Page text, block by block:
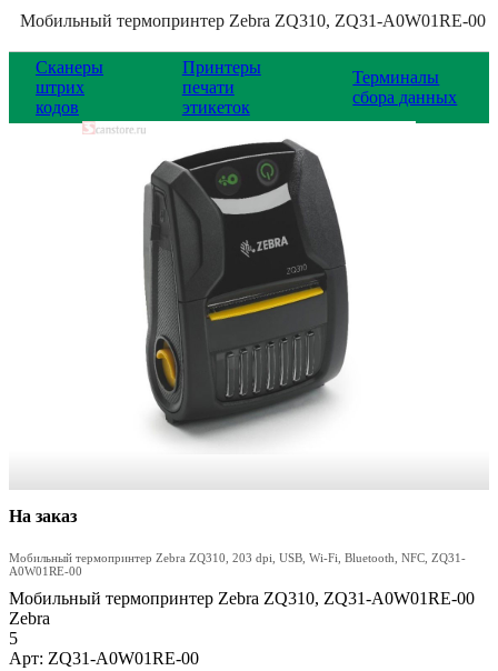
Мобильный термопринтер Zebra ZQ310, ZQ31-A0W01RE-00
Сканеры
штрих
кодов
Принтеры
печати
этикеток
Терминалы
сбора данных
На заказ
Мобильный термопринтер Zebra ZQ310, 203 dpi, USB, Wi-Fi, Bluetooth, NFC, ZQ31-
A0W01RE-00
Мобильный термопринтер Zebra ZQ310, ZQ31-A0W01RE-00
Zebra
5
Арт: ZQ31-A0W01RE-00